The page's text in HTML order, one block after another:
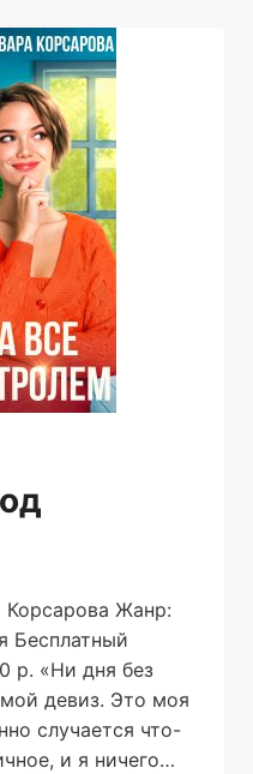
Корсарова Жанр:
Бесплатный
р. «Ни дня без
девиз. Это моя
случается что-
и я ничего…